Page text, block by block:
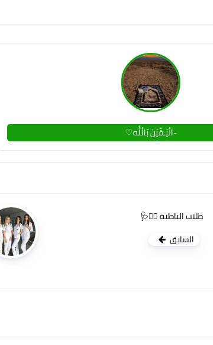
-الُيَـقًيَنَ بّالُلُُه♡
طلاب الباطنة 👩‍⚕️🩺
السابق